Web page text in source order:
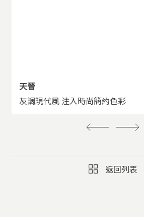
天晉
灰調現代風 注入時尚簡約色彩
返回列表